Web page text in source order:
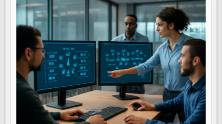
TO-
END-
PROZESS
VON
PRODUKTAUSWAHL
BIS
ZUR
LIEFERUNG
IM
ÜBERBLICK